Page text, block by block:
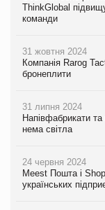
ThinkGlobal
команди
31 жовтня 2024
Компанія Rarog
бронеплити
31 липня 2024
Напівфабрикати та
нема світла
24 червня 2024
Meest Пошта і
українських